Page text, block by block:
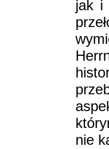
jak i
nie